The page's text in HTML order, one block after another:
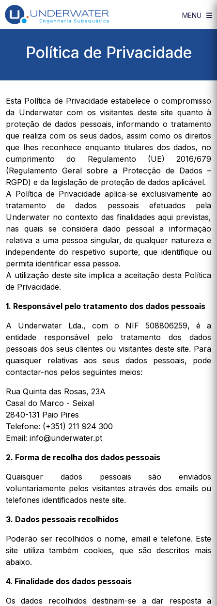
MENU
Política de Privacidade
Esta Política de Privacidade estabelece o compromisso
da Underwater com os visitantes deste site quanto à
proteção de dados pessoais, informando o tratamento
que realiza com os seus dados, assim como os direitos
que lhes reconhece enquanto titulares dos dados, no
cumprimento do Regulamento (UE) 2016/679
(Regulamento Geral sobre a Protecção de Dados –
RGPD) e da legislação de proteção de dados aplicável.
A Política de Privacidade aplica-se exclusivamente ao
tratamento de dados pessoais efetuados pela
Underwater no contexto das finalidades aqui previstas,
nas quais se considera dado pessoal a informação
relativa a uma pessoa singular, de qualquer natureza e
independente do respetivo suporte, que identifique ou
permita identificar essa pessoa.
A utilização deste site implica a aceitação desta Política
de Privacidade.
1. Responsável pelo tratamento dos dados pessoais
A Underwater Lda., com o NIF 508806259, é a
entidade responsável pelo tratamento dos dados
pessoais dos seus clientes ou visitantes deste site. Para
quaisquer relativas aos seus dados pessoais, pode
contactar-nos pelos seguintes meios:
Rua Quinta das Rosas, 23A
Casal do Marco - Seixal
2840-131 Paio Pires
Telefone: (+351) 211 924 300
Email: info@underwater.pt
2. Forma de recolha dos dados pessoais
Quaisquer dados pessoais são enviados
voluntariamente pelos visitantes através dos emails ou
telefones identificados neste site.
3. Dados pessoais recolhidos
Poderão ser recolhidos o nome, email e telefone. Este
site utiliza também cookies, que são descritos mais
abaixo.
4. Finalidade dos dados pessoais
Os dados recolhidos destinam-se a dar resposta a